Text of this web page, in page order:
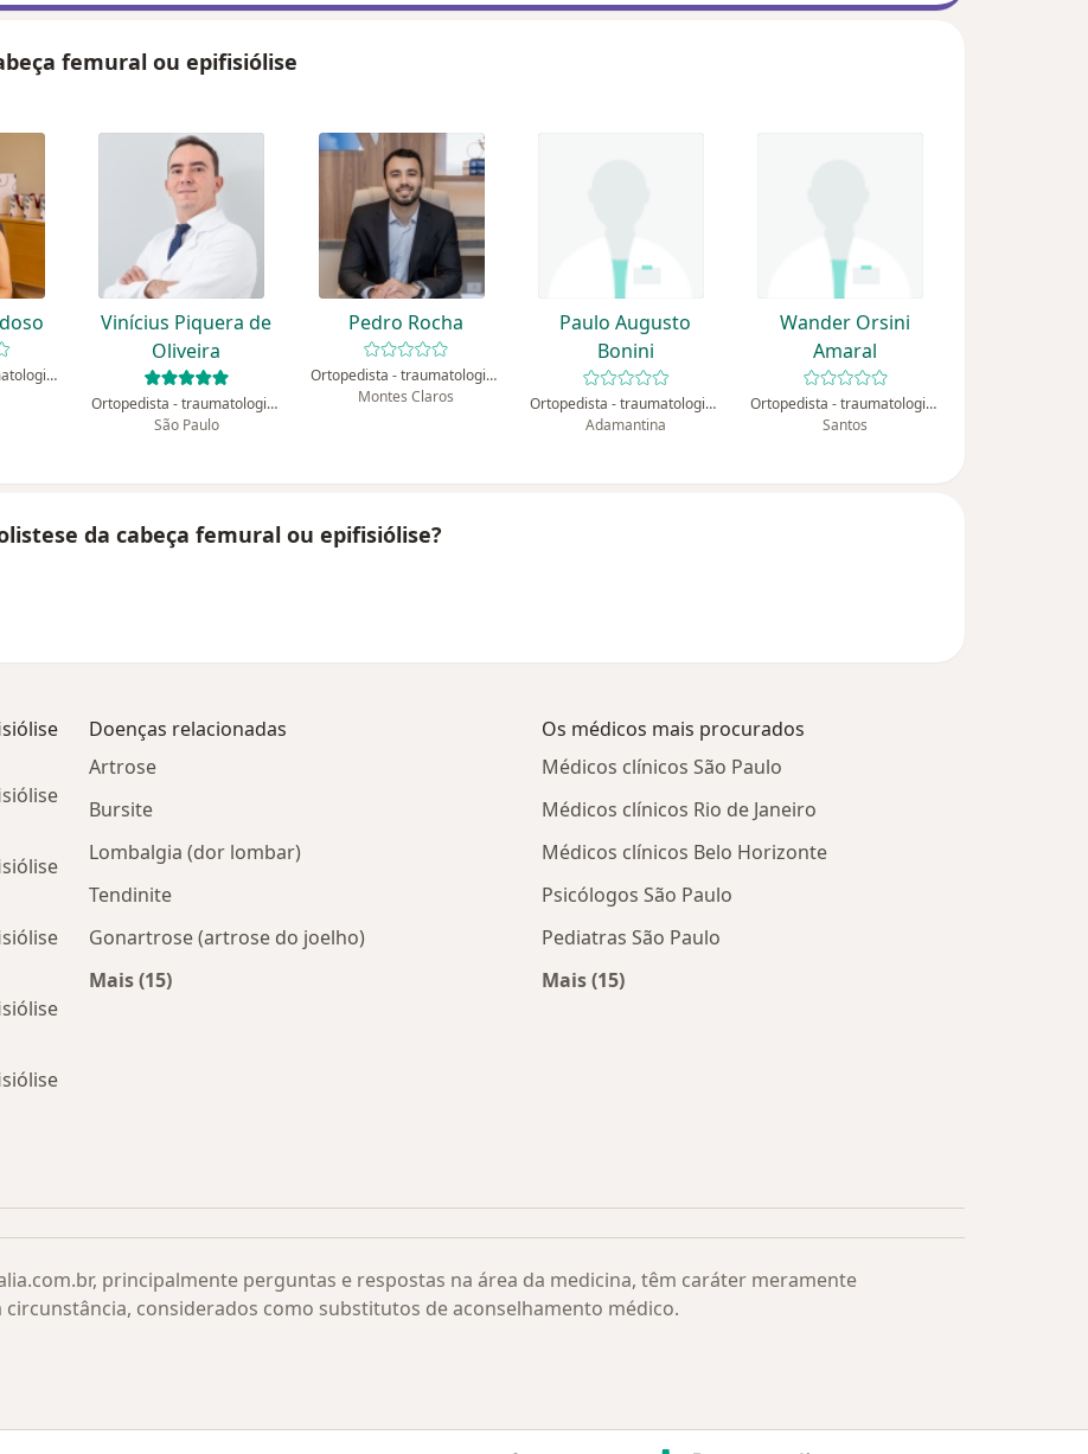
femural ou epifisiólise
Ortopedista - traumatologista
Vinícius Piquera de
Oliveira
Ortopedista - traumatologista
São Paulo
Pedro Rocha
Ortopedista - traumatologista
Montes Claros
Paulo Augusto
Bonini
Ortopedista - traumatologista
Adamantina
Wander Orsini
Amaral
Ortopedista - traumatologista, Médico clínico geral
Santos
da cabeça femural ou epifisiólise?
Doenças relacionadas
Artrose
Bursite
Lombalgia (dor lombar)
Tendinite
Gonartrose (artrose do joelho)
Mais (15)
Os médicos mais procurados
Médicos clínicos São Paulo
Médicos clínicos Rio de Janeiro
Médicos clínicos Belo Horizonte
Psicólogos São Paulo
Pediatras São Paulo
Mais (15)
principalmente perguntas e respostas na área da medicina, têm caráter meramente
considerados como substitutos de aconselhamento médico.